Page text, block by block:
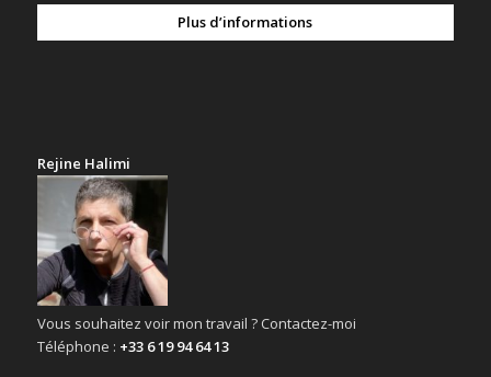
Plus d’informations
Rejine Halimi
Vous souhaitez voir mon travail ? Contactez-moi
Téléphone : +33 6 19 94 64 13